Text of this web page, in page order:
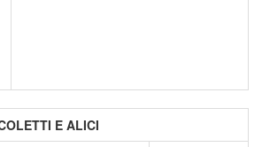
E ALICI